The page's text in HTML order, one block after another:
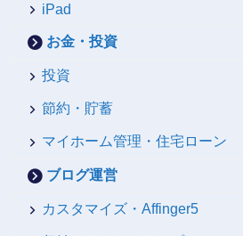
iPad
お金・投資
投資
節約・貯蓄
マイホーム管理・住宅ローン
ブログ運営
カスタマイズ・Affinger5